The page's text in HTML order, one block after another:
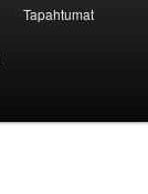
Tapahtumat